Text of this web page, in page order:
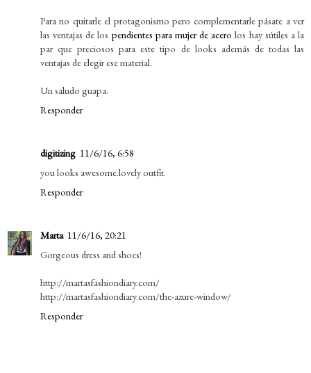
Para no quitarle el protagonismo pero complementarle pásate a ver
las ventajas de los pendientes para mujer de acero los hay sútiles a la
par que preciosos para este tipo de looks además de todas las
ventajas de elegir ese material.
Un saludo guapa.
Responder
digitizing 11/6/16, 6:58
you looks awesome.lovely outfit.
Responder
Marta 11/6/16, 20:21
Gorgeous dress and shoes!
http://martasfashiondiary.com/
http://martasfashiondiary.com/the-azure-window/
Responder